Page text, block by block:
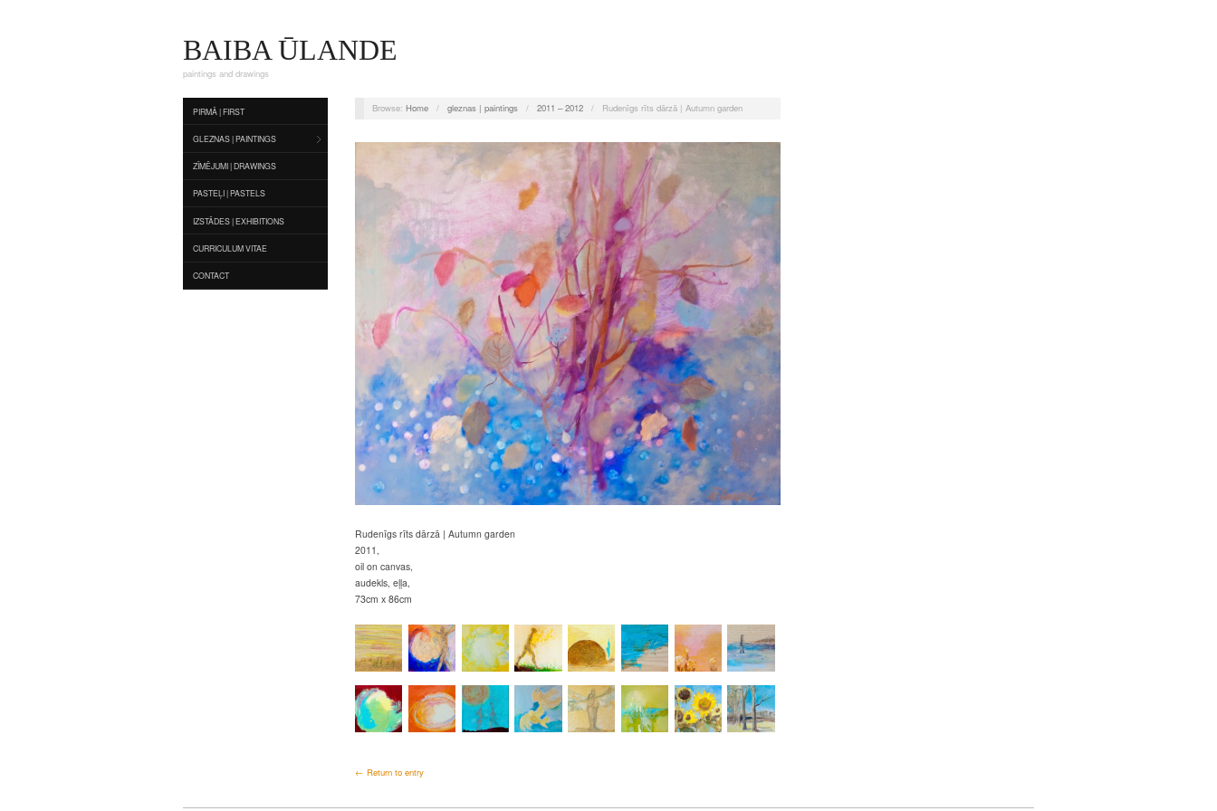
BAIBA ŪLANDE
paintings and drawings
PIRMĀ | FIRST
GLEZNAS | PAINTINGS
ZĪMĒJUMI | DRAWINGS
PASTEĻI | PASTELS
IZSTĀDES | EXHIBITIONS
CURRICULUM VITAE
CONTACT
Browse: Home / gleznas | paintings / 2011 – 2012 / Rudenīgs rīts dārzā | Autumn garden
Rudenīgs rīts dārzā | Autumn garden
2011,
oil on canvas,
audekls, eļļa,
73cm x 86cm
← Return to entry